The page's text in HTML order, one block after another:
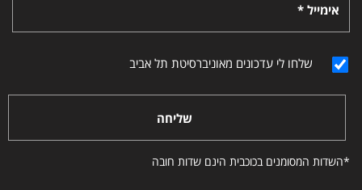
אימייל *
שלחו לי עדכונים מאוניברסיטת תל אביב
שליחה
*השדות המסומנים בכוכבית הינם שדות חובה